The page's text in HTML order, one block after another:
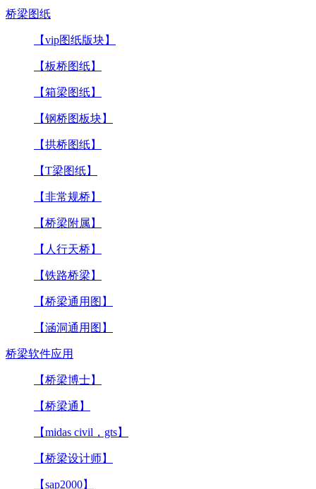
桥梁图纸
【vip图纸版块】
【板桥图纸】
【箱梁图纸】
【钢桥图板块】
【拱桥图纸】
【T梁图纸】
【非常规桥】
【桥梁附属】
【人行天桥】
【铁路桥梁】
【桥梁通用图】
【涵洞通用图】
桥梁软件应用
【桥梁博士】
【桥梁通】
【midas civil，gts】
【桥梁设计师】
【sap2000】